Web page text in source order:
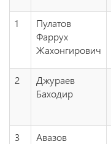
1
Пулатов
Фаррух
Жахонгирович
2
Джураев
Баходир
3
Авазов